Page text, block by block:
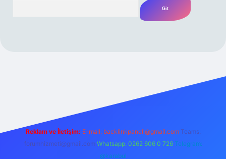
Reklam ve İletişim: E-mail: backlinkpaneli@gmail.com Teams:
forumhizmeti@gmail.com Whatsapp: 0262 606 0 726 Telegram:
@karabul